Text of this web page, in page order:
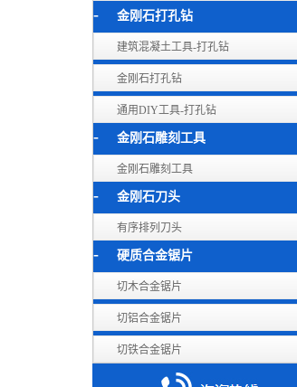
金刚石打孔钻
建筑混凝土工具-打孔钻
金刚石打孔钻
通用DIY工具-打孔钻
金刚石雕刻工具
金刚石雕刻工具
金刚石刀头
有序排列刀头
硬质合金锯片
切木合金锯片
切铝合金锯片
切铁合金锯片